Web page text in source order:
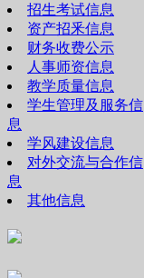
招生考试信息
资产招釆信息
财务收费公示
人事师资信息
教学质量信息
学生管理及服务信
息
学风建设信息
对外交流与合作信
息
其他信息